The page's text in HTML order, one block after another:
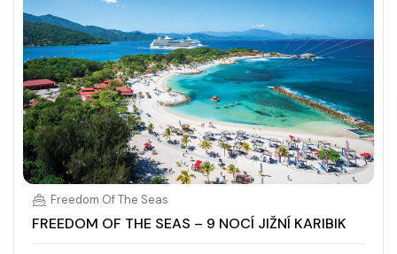
Freedom Of The Seas
FREEDOM OF THE SEAS – 9 NOCÍ JIŽNÍ KARIBIK